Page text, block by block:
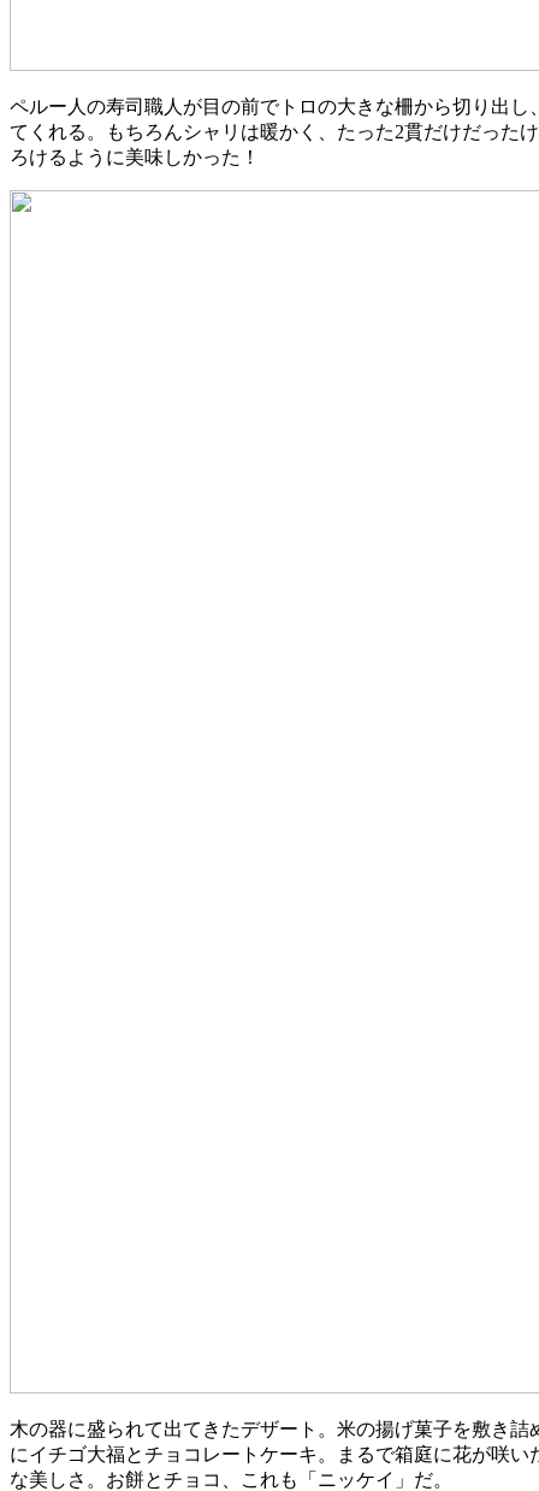
ペルー人の寿司職人が目の前でトロの大きな柵から切り出し
てくれる。もちろんシャリは暖かく、たった2貫だけだった
ろけるように美味しかった！
木の器に盛られて出てきたデザート。米の揚げ菓子を敷き詰
にイチゴ大福とチョコレートケーキ。まるで箱庭に花が咲い
な美しさ。お餅とチョコ、これも「ニッケイ」だ。